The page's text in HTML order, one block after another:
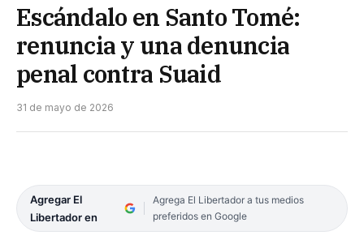
Escándalo en Santo Tomé:
renuncia y una denuncia
penal contra Suaid
31 de mayo de 2026
Agregar El
Libertador en
Agrega El Libertador a tus medios
preferidos en Google